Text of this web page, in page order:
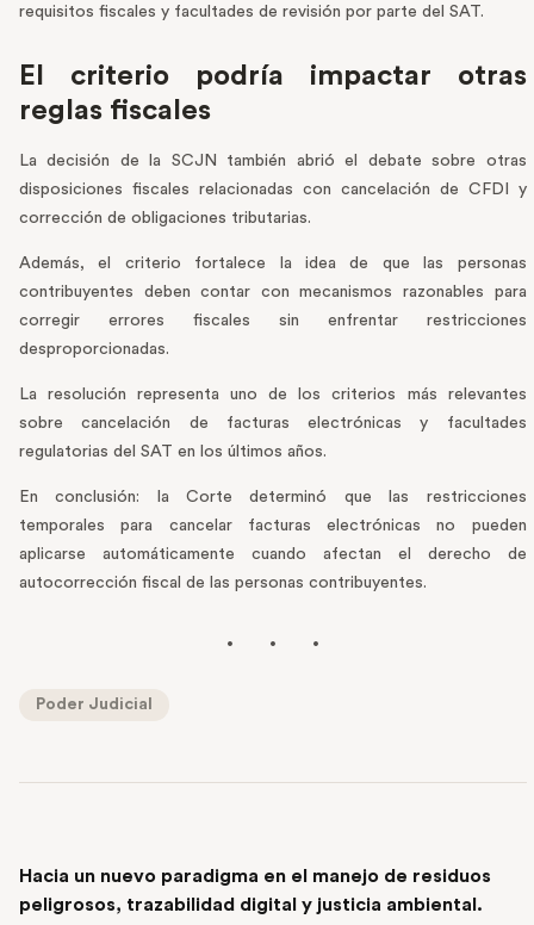
requisitos fiscales y facultades de revisión por parte del SAT.
El criterio podría impactar otras
reglas fiscales
La decisión de la SCJN también abrió el debate sobre otras
disposiciones fiscales relacionadas con cancelación de CFDI y
corrección de obligaciones tributarias.
Además, el criterio fortalece la idea de que las personas
contribuyentes deben contar con mecanismos razonables para
corregir errores fiscales sin enfrentar restricciones
desproporcionadas.
La resolución representa uno de los criterios más relevantes
sobre cancelación de facturas electrónicas y facultades
regulatorias del SAT en los últimos años.
En conclusión: la Corte determinó que las restricciones
temporales para cancelar facturas electrónicas no pueden
aplicarse automáticamente cuando afectan el derecho de
autocorrección fiscal de las personas contribuyentes.
Poder Judicial
Hacia un nuevo paradigma en el manejo de residuos
peligrosos, trazabilidad digital y justicia ambiental.